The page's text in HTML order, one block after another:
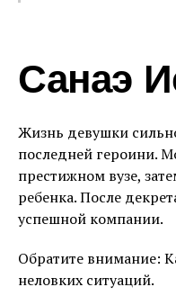
Санаэ
Жизнь девушки
последней героини.
престижном вузе,
ребенка. После
успешной компании.
Обратите внимание:
неловких ситуаций.